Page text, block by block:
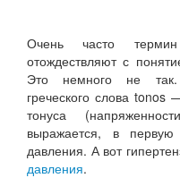
Очень часто термин
отождествляют с
Это немного не так.
греческого слова
тонуса
выражается, в первую
давления. А вот
давления.